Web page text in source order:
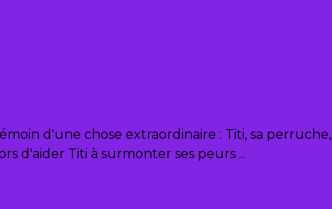
d'une chose extraordinaire : Titi, sa perruche,
d'aider Titi à surmonter ses peurs